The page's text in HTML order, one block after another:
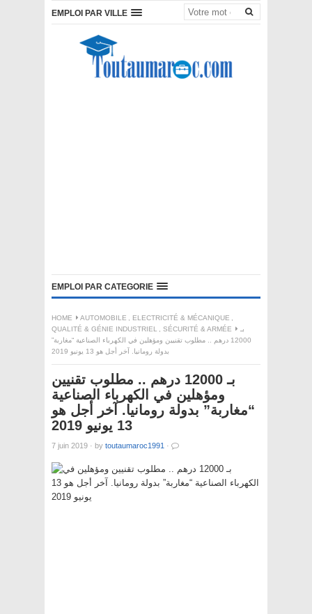
EMPLOI PAR VILLE
EMPLOI PAR CATEGORIE
HOME AUTOMOBILE , ELECTRICITÉ & MÉCANIQUE ,
QUALITÉ & GÉNIE INDUSTRIEL , SÉCURITÉ & ARMÉE
بـ
12000 درهم .. مطلوب تقنيين ومؤهلين في الكهرباء الصناعية “مغاربة”
بدولة رومانيا. آخر أجل هو 13 يونيو 2019
بـ 12000 درهم .. مطلوب تقنيين
ومؤهلين في الكهرباء الصناعية
“مغاربة” بدولة رومانيا. آخر أجل هو
13 يونيو 2019
7 juin 2019 · by toutaumaroc1991 ·